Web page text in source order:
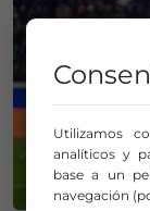
Utilizamos
analíticos y
base a un
navegación